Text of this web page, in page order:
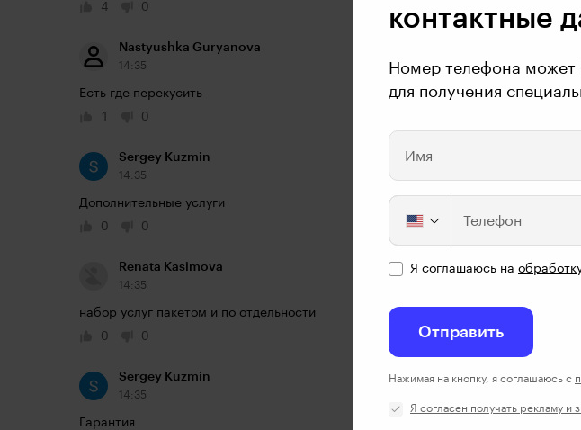
4
0
Nastyushka Guryanova
14:35
Есть где перекусить
1
0
Sergey Kuzmin
14:35
Дополнительные услуги
0
0
Renata Kasimova
14:35
набор услуг пакетом и по отдельности
0
0
Sergey Kuzmin
14:35
Гарантия
контактные
Номер телефона может
для получения
Имя
Телефон
Я соглашаюсь на
Отправить
Нажимая на кнопку, я соглашаюсь с
Я согласен получать рекламу и